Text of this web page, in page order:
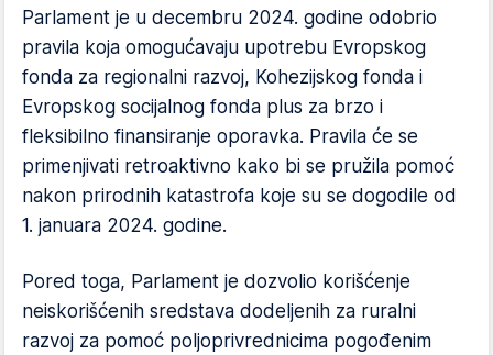
Parlament je u decembru 2024. godine odobrio
pravila koja omogućavaju upotrebu Evropskog
fonda za regionalni razvoj, Kohezijskog fonda i
Evropskog socijalnog fonda plus za brzo i
fleksibilno finansiranje oporavka. Pravila će se
primenjivati retroaktivno kako bi se pružila pomoć
nakon prirodnih katastrofa koje su se dogodile od
1. januara 2024. godine.
Pored toga, Parlament je dozvolio korišćenje
neiskorišćenih sredstava dodeljenih za ruralni
razvoj za pomoć poljoprivrednicima pogođenim